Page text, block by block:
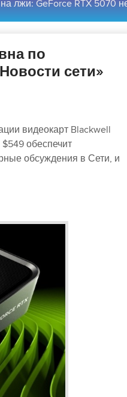
по производительности RTX 4090 без ИИ-трюков - «Новости
по
сети»
видеокарт Blackwell
обеспечит
обсуждения в Сети, и